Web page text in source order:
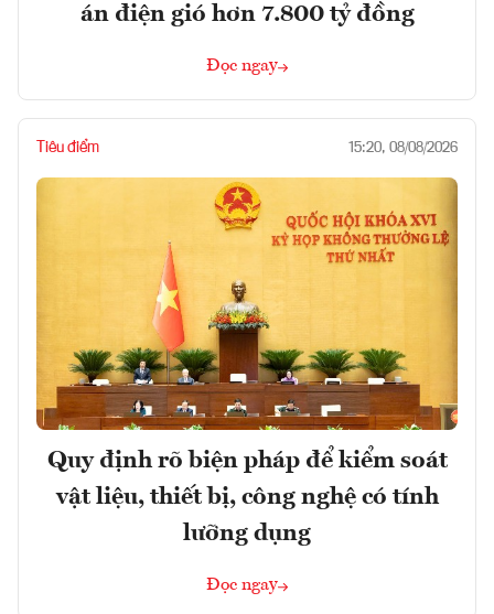
án điện gió hơn 7.800 tỷ đồng
Đọc ngay
Tiêu điểm 15:20, 08/08/2026
Quy định rõ biện pháp để kiểm soát
vật liệu, thiết bị, công nghệ có tính
lưỡng dụng
Đọc ngay